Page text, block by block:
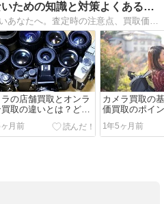
カメラ買取で失敗しないための知識と対策よくあるトラブル事例集
カメラ買取で後悔したくないあなたへ。査定時の注意点、買取価格の落とし穴、よくあるトラブル事例とその対策をまとめました。
ラの店舗買取とオンラ
買取の違いとは？どち
お得か徹底解説！
月前
カメラ買取の
価買取のポイ
説！
1年5ヶ月前